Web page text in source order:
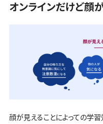
オンラインだけど顔
顔が見えることによっての学習